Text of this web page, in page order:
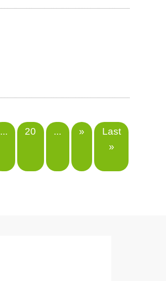
... 20 ... »
Last
»